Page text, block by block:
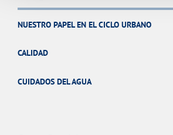
NUESTRO PAPEL EN EL CICLO URBANO
CALIDAD
CUIDADOS DEL AGUA